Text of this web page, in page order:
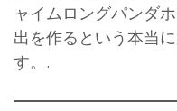
ャイムロングパンダ
出を作るという本当
す。.